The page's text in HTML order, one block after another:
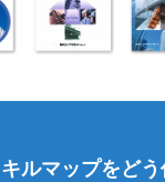
ルマップをど